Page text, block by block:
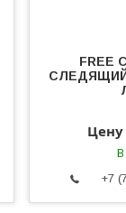
FREE
Цену
+7